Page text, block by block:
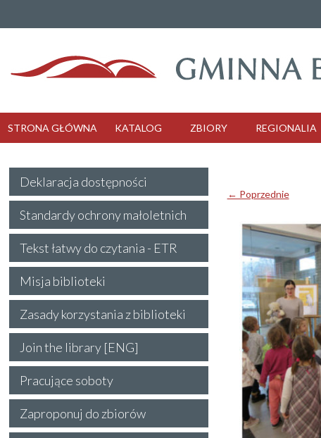
STRONA GŁÓWNA KATALOG ZBIORY REGIONALIA
← Poprzednie
Deklaracja dostępności
Standardy ochrony małoletnich
Tekst łatwy do czytania - ETR
Misja biblioteki
Zasady korzystania z biblioteki
Join the library [ENG]
Pracujące soboty
Zaproponuj do zbiorów